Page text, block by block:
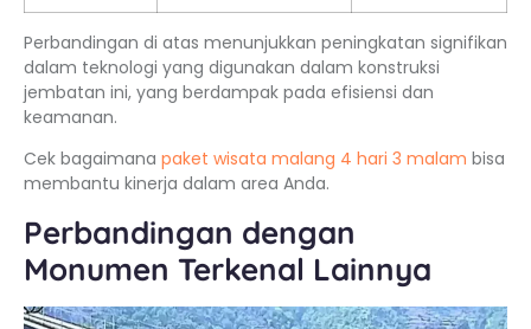
Perbandingan di atas menunjukkan peningkatan signifikan
dalam teknologi yang digunakan dalam konstruksi
jembatan ini, yang berdampak pada efisiensi dan
keamanan.
Cek bagaimana paket wisata malang 4 hari 3 malam bisa
membantu kinerja dalam area Anda.
Perbandingan dengan
Monumen Terkenal Lainnya